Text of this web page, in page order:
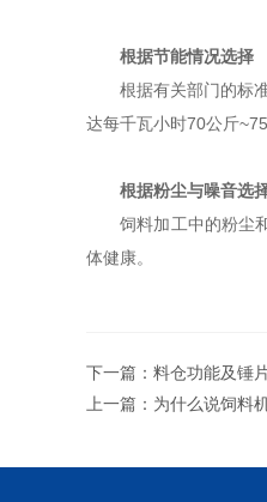
根据节能情况选择
根据有关部门的标准
达每千瓦小时70公斤~75
根据粉尘与噪音选
饲料加工中的粉尘和
体健康。
下一篇： 料仓功能及锤
上一篇： 为什么说饲料